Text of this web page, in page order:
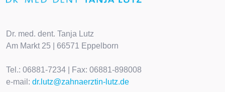
Dr. med. dent. Tanja Lutz
Am Markt 25 | 66571 Eppelborn
Tel.: 06881-7234 | Fax: 06881-898008
e-mail: dr.lutz@zahnaerztin-lutz.de